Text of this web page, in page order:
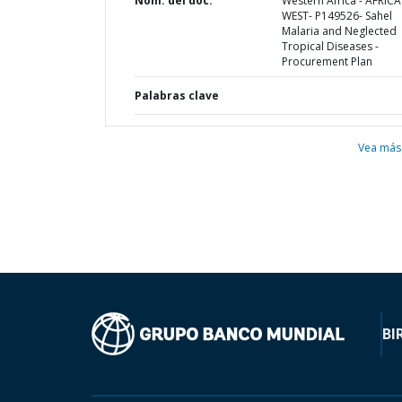
WEST- P149526- Sahel
Malaria and Neglected
Tropical Diseases -
Procurement Plan
Palabras clave
Vea más